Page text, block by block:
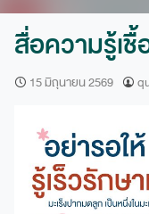
0836667788
ฮอทไลน์
043-333555
สื่อความรู้เชื้
15 มิถุนายน 2569